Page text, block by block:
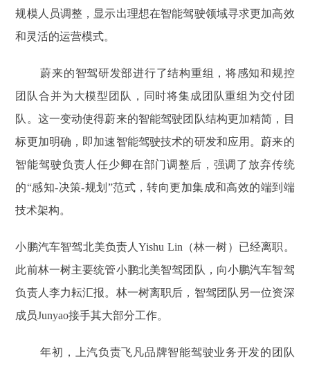
规模人员调整，显示出理想在智能驾驶领域寻求更加高效
和灵活的运营模式。
蔚来的智驾研发部进行了结构重组，将感知和规控
团队合并为大模型团队，同时将集成团队重组为交付团
队。这一变动使得蔚来的智能驾驶团队结构更加精简，目
标更加明确，即加速智能驾驶技术的研发和应用。蔚来的
智能驾驶负责人任少卿在部门调整后，强调了放弃传统
的“感知-决策-规划”范式，转向更加集成和高效的端到端
技术架构。
小鹏汽车智驾北美负责人Yishu Lin（林一树）已经离职。
此前林一树主要统管小鹏北美智驾团队，向小鹏汽车智驾
负责人李力耘汇报。林一树离职后，智驾团队另一位资深
成员Junyao接手其大部分工作。
年初，上汽负责飞凡品牌智能驾驶业务开发的团队